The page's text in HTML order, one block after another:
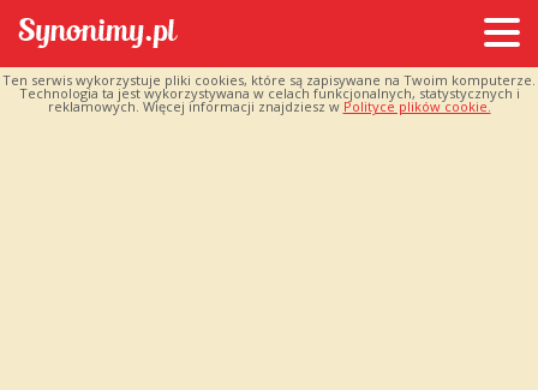
Ten serwis wykorzystuje pliki cookies, które są zapisywane na Twoim komputerze.
Technologia ta jest wykorzystywana w celach funkcjonalnych, statystycznych i
reklamowych. Więcej informacji znajdziesz w Polityce plików cookie.